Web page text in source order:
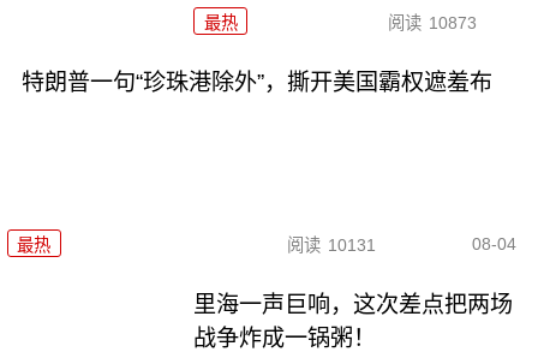
最热 阅读 10873
特朗普一句“珍珠港除外”，撕开美国霸权遮羞布
最热 阅读 10131 08-04
里海一声巨响，这次差点把两场
战争炸成一锅粥！